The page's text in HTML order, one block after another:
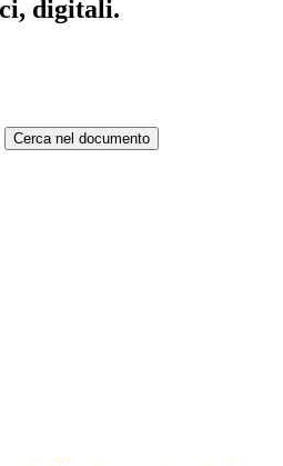
digitali.
Cerca nel documento